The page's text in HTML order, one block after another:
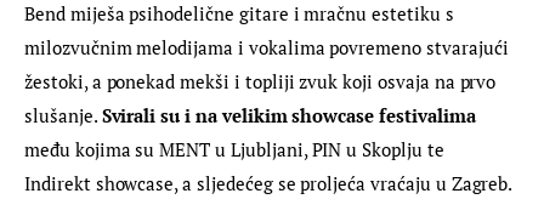
Bend miješa psihodelične gitare i mračnu estetiku s
milozvučnim melodijama i vokalima povremeno stvarajući
žestoki, a ponekad mekši i topliji zvuk koji osvaja na prvo
slušanje. Svirali su i na velikim showcase festivalima
među kojima su MENT u Ljubljani, PIN u Skoplju te
Indirekt showcase, a sljedećeg se proljeća vraćaju u Zagreb.